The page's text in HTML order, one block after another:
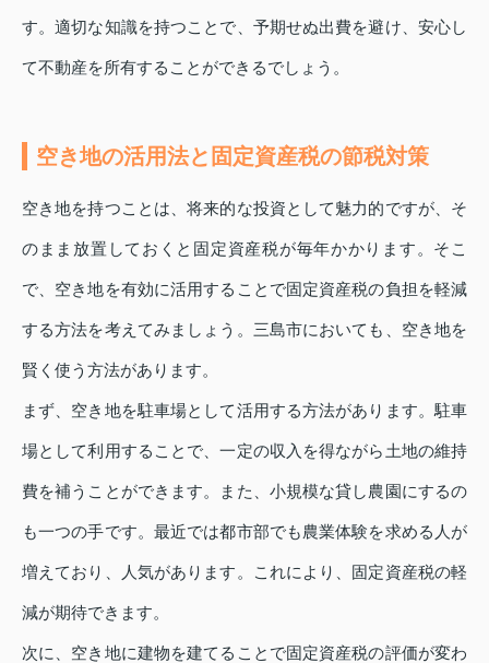
す。適切な知識を持つことで、予期せぬ出費を避け、安心し
て不動産を所有することができるでしょう。
空き地の活用法と固定資産税の節税対策
空き地を持つことは、将来的な投資として魅力的ですが、そ
のまま放置しておくと固定資産税が毎年かかります。そこ
で、空き地を有効に活用することで固定資産税の負担を軽減
する方法を考えてみましょう。三島市においても、空き地を
賢く使う方法があります。
まず、空き地を駐車場として活用する方法があります。駐車
場として利用することで、一定の収入を得ながら土地の維持
費を補うことができます。また、小規模な貸し農園にするの
も一つの手です。最近では都市部でも農業体験を求める人が
増えており、人気があります。これにより、固定資産税の軽
減が期待できます。
次に、空き地に建物を建てることで固定資産税の評価が変わ